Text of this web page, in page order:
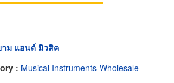
ม แอนด์ มิวสิค
: Musical Instruments-Wholesale